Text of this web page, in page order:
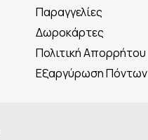
Παραγγελίες
Δωροκάρτες
Πολιτική Απορρήτου
Εξαργύρωση Πόντων